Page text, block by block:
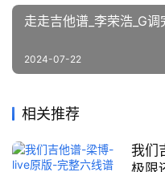
走走吉他谱_李荣浩_G
2024-07-22
相关推荐
我们